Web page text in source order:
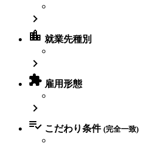

location_city 就業先種別

 雇用形態

 こだわり条件 (完全一致)